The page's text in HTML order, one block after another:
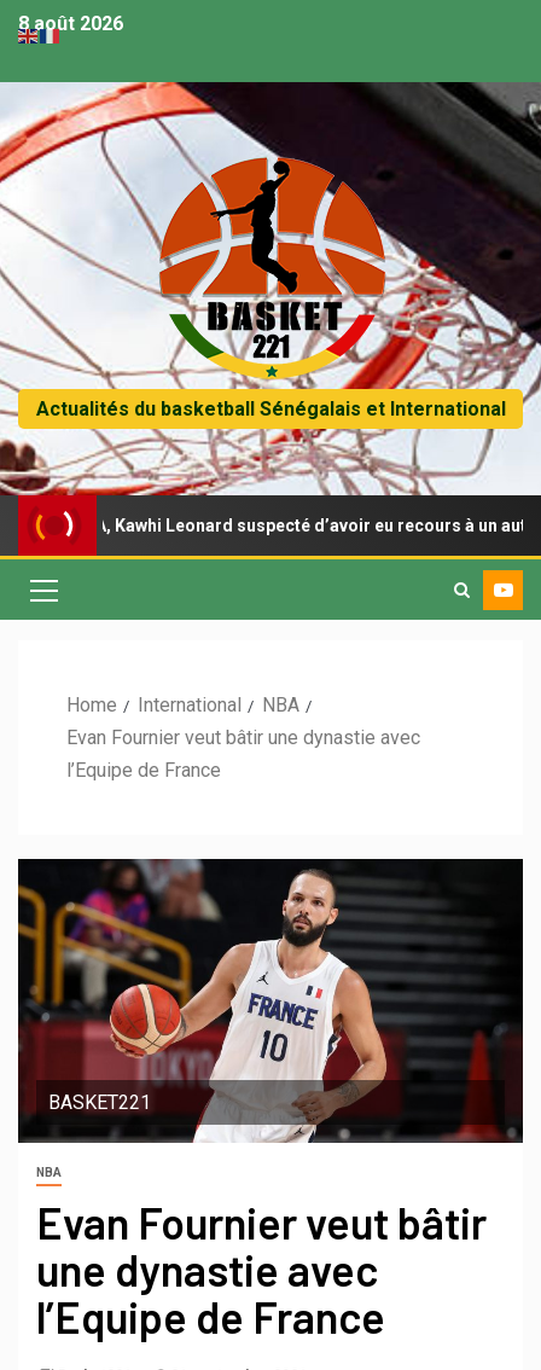
8 août 2026
Actualités du basketball Sénégalais et International
Kawhi Leonard suspecté d’avoir eu recours à un autre
Home International
NBA
Evan Fournier veut bâtir une dynastie avec
l’Equipe de France
BASKET221
NBA
Evan Fournier veut bâtir
une dynastie avec
l’Equipe de France